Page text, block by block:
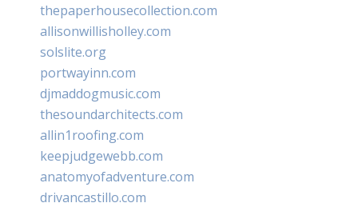
thepaperhousecollection.com
allisonwillisholley.com
solslite.org
portwayinn.com
djmaddogmusic.com
thesoundarchitects.com
allin1roofing.com
keepjudgewebb.com
anatomyofadventure.com
drivancastillo.com